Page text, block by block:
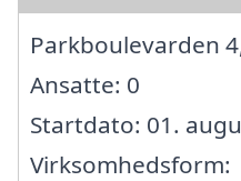
Parkboulevarden
Ansatte: 0
Startdato: 01.
Virksomhedsform: